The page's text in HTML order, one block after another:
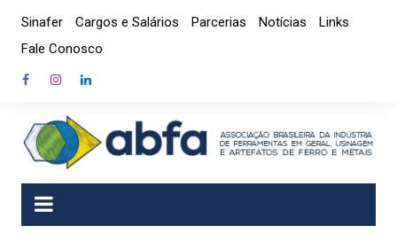
content
Sinafer Cargos e Salários Parcerias Notícias
Links
Fale Conosco